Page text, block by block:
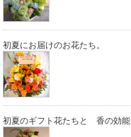
初夏にお届けのお花たち。
初夏のギフト花たちと 香の効能